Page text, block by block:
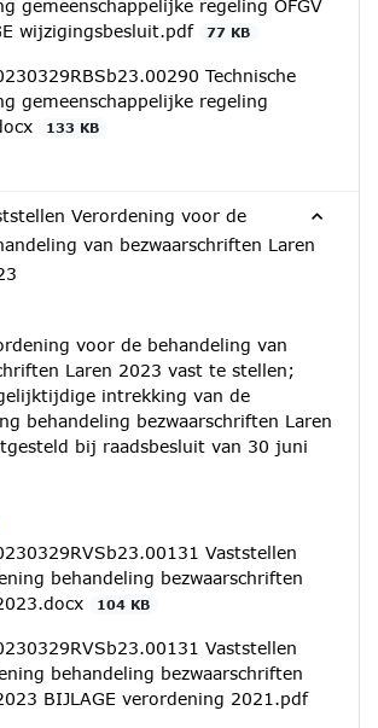
gemeenschappelijke regeling OFGV
wijzigingsbesluit.pdf
77 KB
Technische
gemeenschappelijke regeling
133 KB
Verordening voor de
van bezwaarschriften Laren
voor de behandeling van
Laren 2023 vast te stellen;
intrekking van de
behandeling bezwaarschriften Laren
bij raadsbesluit van 30 juni
Vaststellen
behandeling bezwaarschriften
104 KB
Vaststellen
behandeling bezwaarschriften
BIJLAGE verordening 2021.pdf